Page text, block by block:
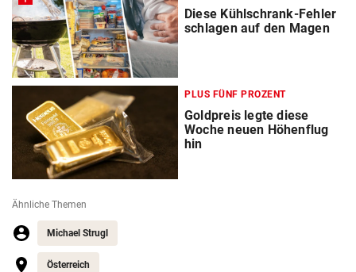
Diese Kühlschrank-Fehler
schlagen auf den Magen
PLUS FÜNF PROZENT
Goldpreis legte diese
Woche neuen Höhenflug
hin
Ähnliche Themen
Michael Strugl
Österreich